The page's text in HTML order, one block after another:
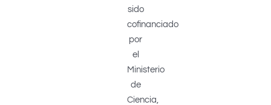
sido
cofinanciado
por
el
Ministerio
de
Ciencia,